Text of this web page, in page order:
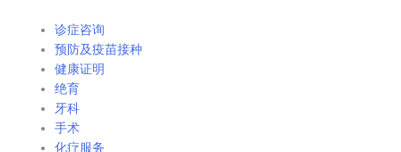
诊症咨询
预防及疫苗接种
健康证明
绝育
牙科
手术
化疗服务